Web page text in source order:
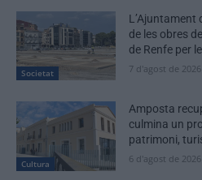
Societat
L’Ajuntament
de les obres
de Renfe per
7 d'agost de 2026
Cultura
Amposta
culmina un
patrimoni,
6 d'agost de 2026